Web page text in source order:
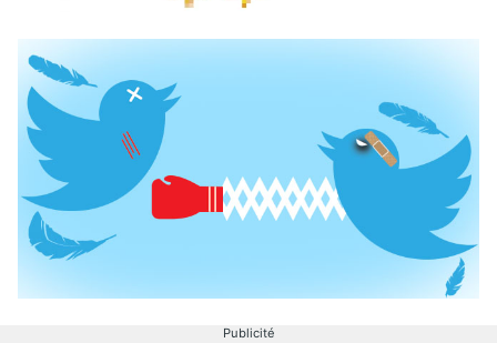
Publicité